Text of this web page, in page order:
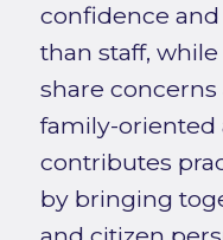
confidence
than staff,
share
family-oriented
contributes
by bringing